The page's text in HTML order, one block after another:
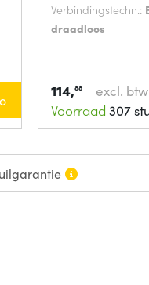
Verbindingstechn.:
draadloos
114,88
excl. btw
Voorraad 307